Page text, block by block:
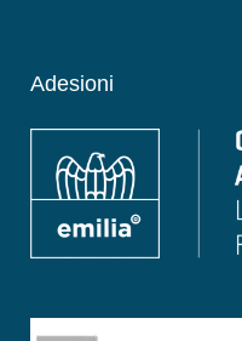
Adesioni